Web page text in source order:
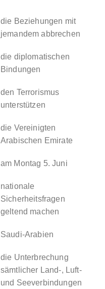
die Beziehungen mit
jemandem abbrechen
die diplomatischen
Bindungen
den Terrorismus
unterstützen
die Vereinigten
Arabischen Emirate
am Montag 5. Juni
nationale
Sicherheitsfragen
geltend machen
Saudi-Arabien
die Unterbrechung
sämtlicher Land-, Luft-
und Seeverbindungen